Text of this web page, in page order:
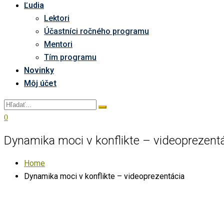
Ľudia
Lektori
Účastníci ročného programu
Mentori
Tím programu
Novinky
Môj účet
0
Dynamika moci v konflikte –
Home
Dynamika moci v konflikte – videoprezentácia